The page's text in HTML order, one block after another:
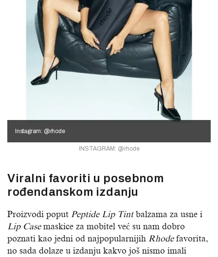
INSTAGRAM: @rhode
Instagram: @rhode
Viralni favoriti u posebnom
rođendanskom izdanju
Proizvodi poput Peptide Lip Tintbalzama za usne i
Lip Casemaskice za mobitel već su nam dobro
poznati kao jedni od najpopularnijih Rhodefavorita,
no sada dolaze u izdanju kakvo još nismo imali